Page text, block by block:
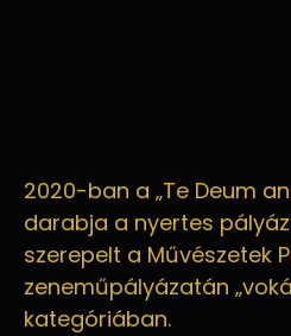
2020-ban a „Te Deum
darabja a nyertes
szerepelt a Művészetek
zeneműpályázatán
kategóriában.